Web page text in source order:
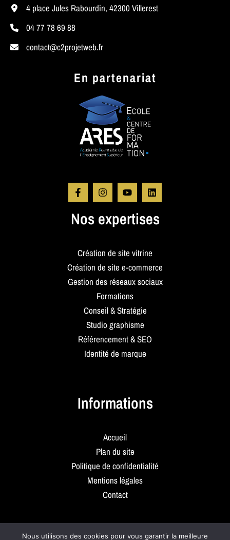
4 place Jules Rabourdin, 42300 Villerest
04 77 78 69 88
contact@c2projetweb.fr
En partenariat
Nos expertises
Création de site vitrine
Création de site e-commerce
Gestion des réseaux sociaux
Formations
Conseil & Stratégie
Studio graphisme
Référencement & SEO
Identité de marque
Informations
Accueil
Plan du site
Politique de confidentialité
Mentions légales
Contact
Nous utilisons des cookies pour vous garantir la meilleure